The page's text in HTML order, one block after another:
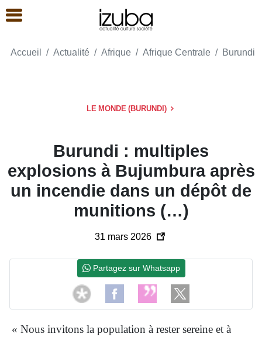
Accueil Actualité Afrique Afrique Centrale Burundi
LE MONDE (BURUNDI)
Burundi : multiples
explosions à Bujumbura après
un incendie dans un dépôt de
munitions (…)
31 mars 2026
« Nous invitons la population à rester sereine et à
Partagez sur Whatsapp